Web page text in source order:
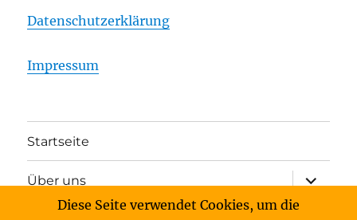
Datenschutzerklärung
Impressum
Startseite
Über uns
anzeigen
Diese Seite verwendet Cookies, um die